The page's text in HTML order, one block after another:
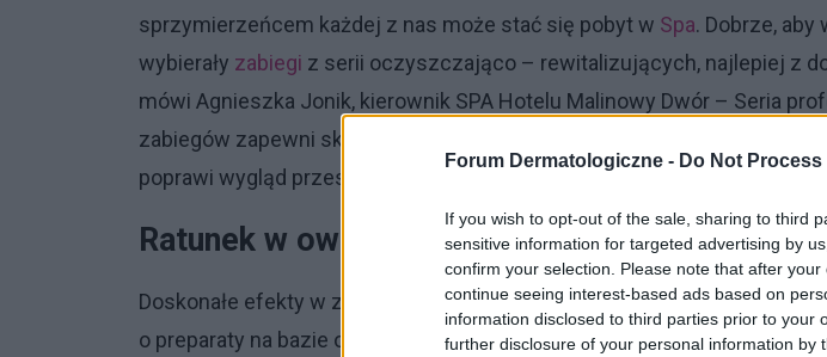
Forum Dermatologiczne - Do Not
If you wish to opt-out of the sale, sharing to third
sensitive information for targeted advertising by
confirm your selection. Please note that after
continue seeing interest-based ads based on
information disclosed to third parties prior to your
further disclosure of your personal information by
sprzymierzeńcem każdej z nas może stać się pobyt w Spa. Dobrze, aby
wybierały zabiegi z serii oczyszczająco – rewitalizujących, najlepiej z
mówi Agnieszka Jonik, kierownik SPA Hotelu Malinowy Dwór – Seria
zabiegów zapewni skórze rewitalizację, pomoże zredukować tkankę
poprawi wygląd przesuszonej po zimowym sezonie skóry.
Ratunek w owocach
Doskonałe efekty w zmaganiach z zimową szarością skóry twarzy, daje
o preparaty na bazie owoców, a konkretnie specjalnego suszu z